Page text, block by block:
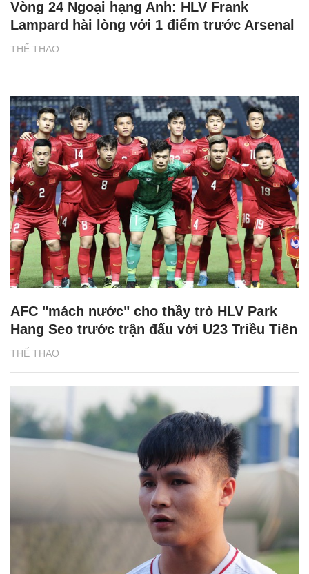
THỂ THAO
Vòng 24 Ngoại hạng Anh: HLV Frank
Lampard hài lòng với 1 điểm trước Arsenal
THỂ THAO
AFC "mách nước" cho thầy trò HLV Park
Hang Seo trước trận đấu với U23 Triều Tiên